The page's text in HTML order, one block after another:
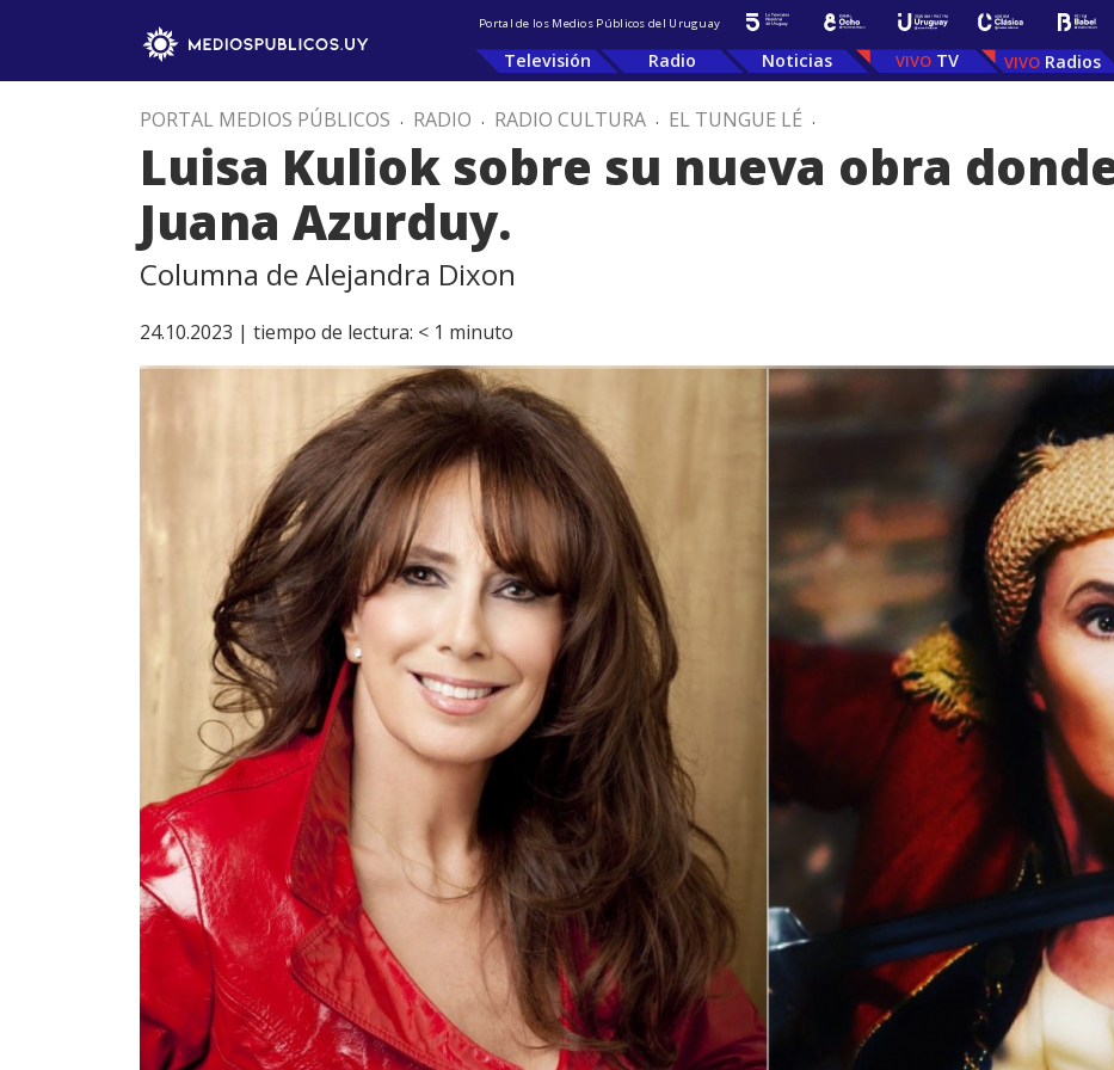
Portal de los Medios Públicos del Uruguay
Televisión Radio Noticias TV Radios
PORTAL MEDIOS PÚBLICOS . RADIO . RADIO CULTURA . EL TUNGUE LÉ .
Luisa Kuliok sobre su nueva obra
Juana Azurduy.
Columna de Alejandra Dixon
24.10.2023 | tiempo de lectura: < 1 minuto